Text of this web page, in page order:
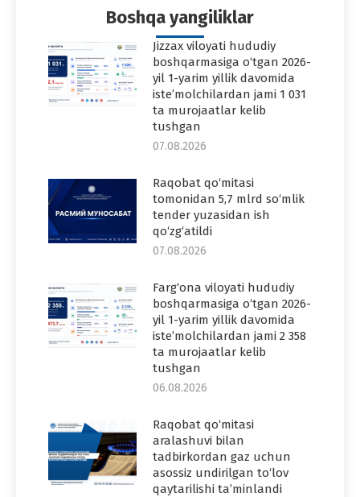
Boshqa yangiliklar
Jizzax viloyati hududiy
boshqarmasiga o‘tgan 2026-
yil 1-yarim yillik davomida
iste’molchilardan jami 1 031
ta murojaatlar kelib
tushgan
07.08.2026
Raqobat qo‘mitasi
tomonidan 5,7 mlrd so‘mlik
tender yuzasidan ish
qo‘zg‘atildi
07.08.2026
Farg‘ona viloyati hududiy
boshqarmasiga o‘tgan 2026-
yil 1-yarim yillik davomida
iste’molchilardan jami 2 358
ta murojaatlar kelib
tushgan
06.08.2026
Raqobat qo‘mitasi
aralashuvi bilan
tadbirkordan gaz uchun
asossiz undirilgan to‘lov
qaytarilishi ta’minlandi